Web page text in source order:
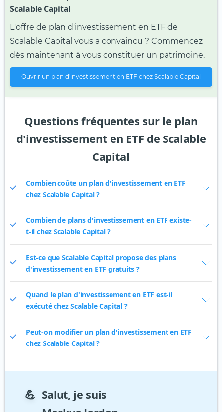
Scalable Capital
L'offre de plan d'investissement en ETF de
Scalable Capital vous a convaincu ? Commencez
dès maintenant à vous constituer un patrimoine.
Ouvrir un plan d'investissement en ETF chez Scalable Capital
Questions fréquentes sur le plan
d'investissement en ETF de Scalable
Capital
Combien coûte un plan d'investissement en ETF
chez Scalable Capital ?
Combien de plans d'investissement en ETF existe-
t-il chez Scalable Capital ?
Est-ce que Scalable Capital propose des plans
d'investissement en ETF gratuits ?
Quand le plan d'investissement en ETF est-il
exécuté chez Scalable Capital ?
Peut-on modifier un plan d'investissement en ETF
chez Scalable Capital ?
💪 Salut, je suis